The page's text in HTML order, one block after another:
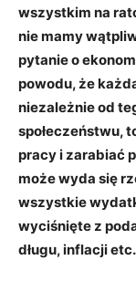
wszystkim na
nie mamy
pytanie o
powodu, że
niezależnie od
społeczeństwu,
pracy i zarabiać
może wyda się
wszystkie
wyciśnięte z
długu, inflacji